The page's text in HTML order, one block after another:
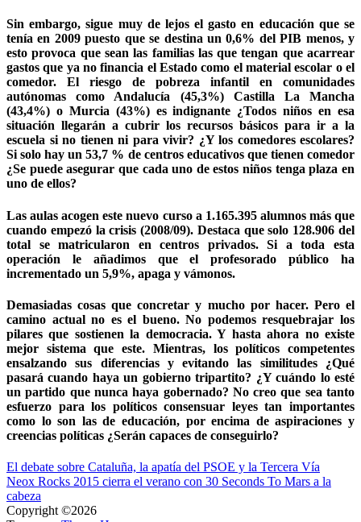
Sin embargo, sigue muy de lejos el gasto en educación que se
tenía en 2009 puesto que se destina un 0,6% del PIB menos, y
esto provoca que sean las familias las que tengan que acarrear
gastos que ya no financia el Estado como el material escolar o el
comedor. El riesgo de pobreza infantil en comunidades
autónomas como Andalucía (45,3%) Castilla La Mancha
(43,4%) o Murcia (43%) es indignante ¿Todos niños en esa
situación llegarán a cubrir los recursos básicos para ir a la
escuela si no tienen ni para vivir? ¿Y los comedores escolares?
Si solo hay un 53,7 % de centros educativos que tienen comedor
¿Se puede asegurar que cada uno de estos niños tenga plaza en
uno de ellos?
Las aulas acogen este nuevo curso a 1.165.395 alumnos más que
cuando empezó la crisis (2008/09). Destaca que solo 128.906 del
total se matricularon en centros privados. Si a toda esta
operación le añadimos que el profesorado público ha
incrementado un 5,9%, apaga y vámonos.
Demasiadas cosas que concretar y mucho por hacer. Pero el
camino actual no es el bueno. No podemos resquebrajar los
pilares que sostienen la democracia. Y hasta ahora no existe
mejor sistema que este. Mientras, los políticos competentes
ensalzando sus diferencias y evitando las similitudes ¿Qué
pasará cuando haya un gobierno tripartito? ¿Y cuándo lo esté
un partido que nunca haya gobernado? No creo que sea tanto
esfuerzo para los políticos consensuar leyes tan importantes
como lo son las de educación, por encima de aspiraciones y
creencias políticas ¿Serán capaces de conseguirlo?
Navegación
de
entradas
El debate sobre Cataluña, la apatía del PSOE y la Tercera Vía
Neox Rocks 2015 cierra el verano con 30 Seconds To Mars a la
cabeza
Copyright ©2026